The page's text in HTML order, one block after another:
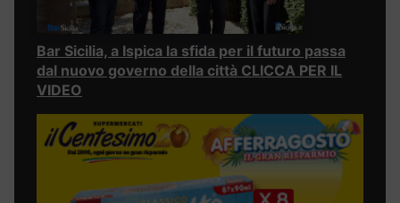
Bar Sicilia, a Ispica la sfida per il futuro passa
dal nuovo governo della città CLICCA PER IL
VIDEO